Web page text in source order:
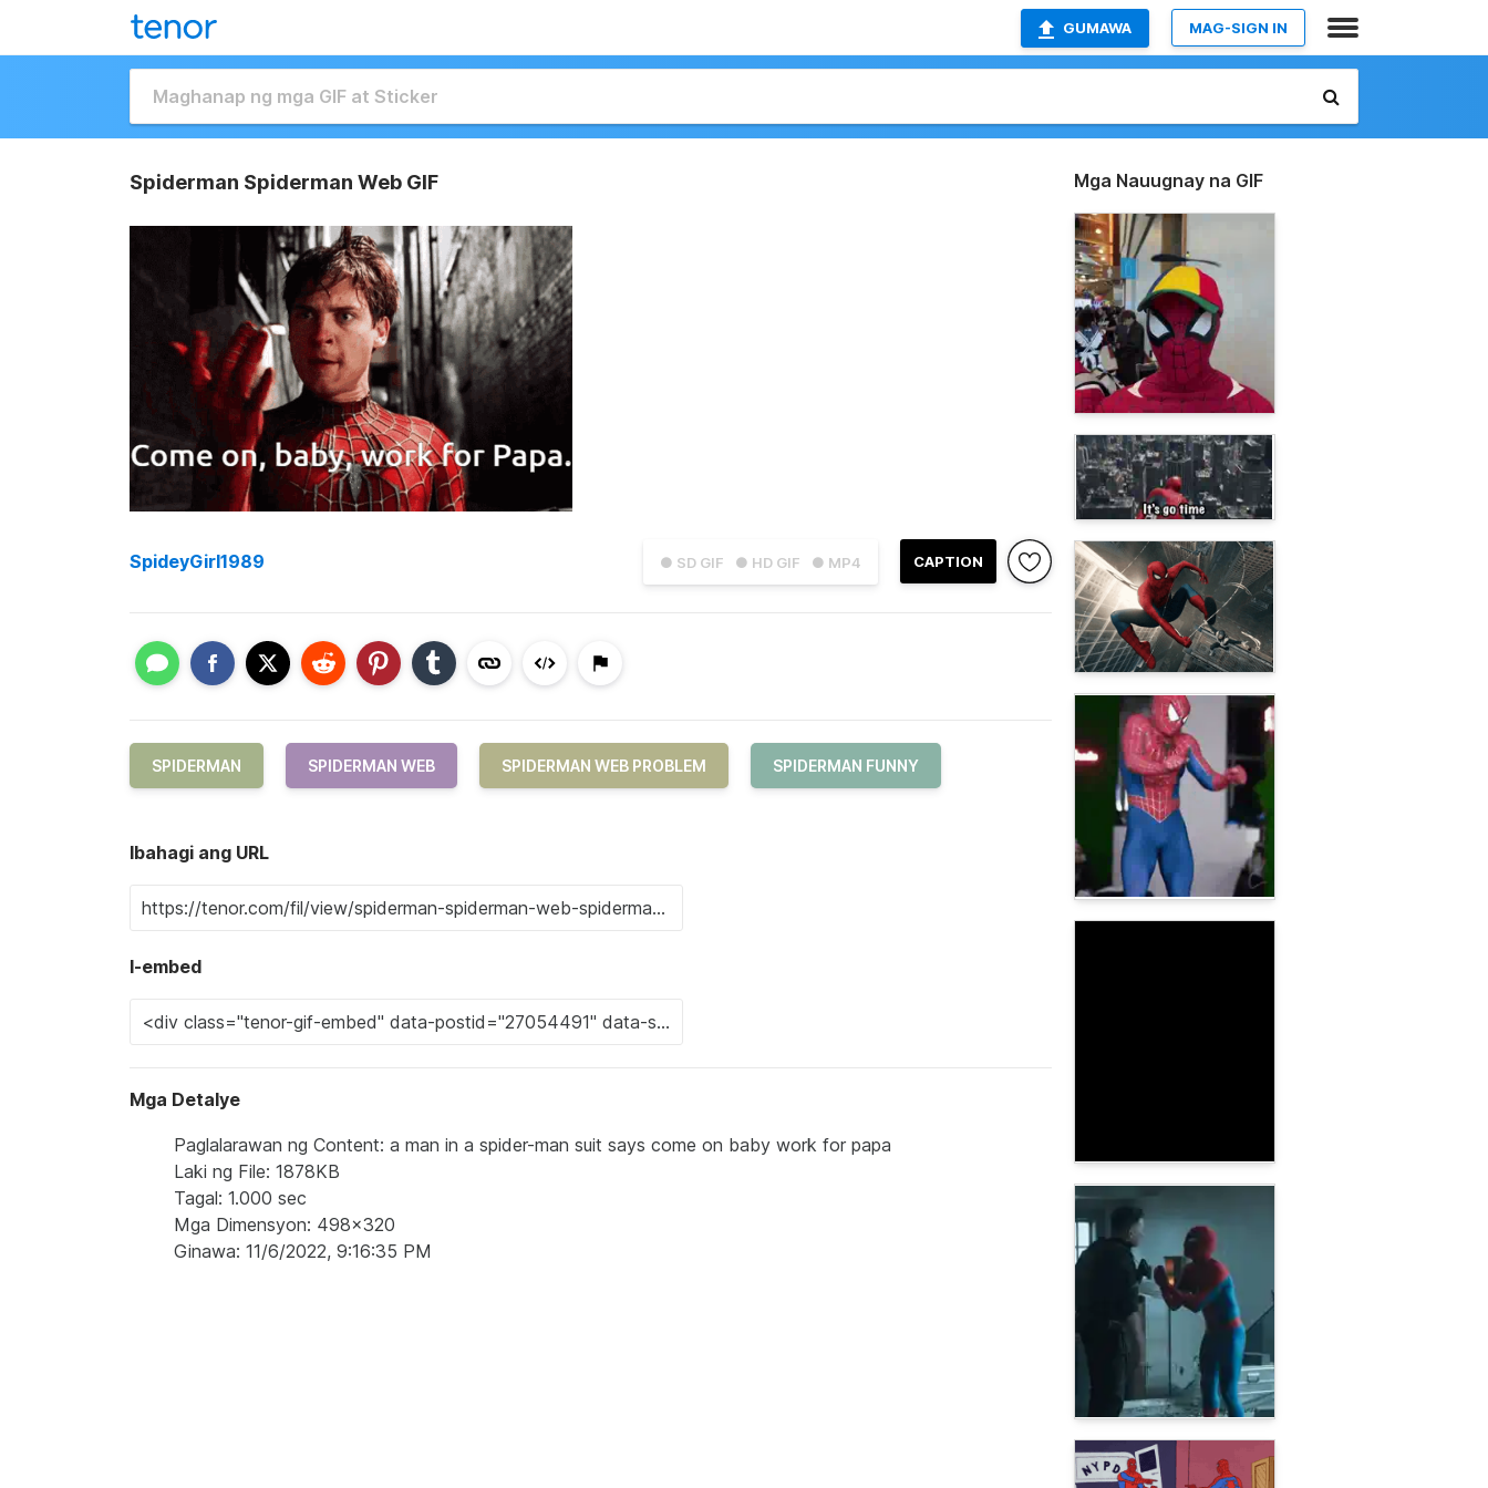
GUMAWA MAG-SIGN IN
Spiderman Spiderman Web GIF
● SD GIF ● HD GIF ● MP4 CAPTION
SpideyGirl1989
SPIDERMAN SPIDERMAN WEB SPIDERMAN WEB PROBLEM SPIDERMAN FUNNY
Ibahagi ang URL
I-embed
Mga Detalye
Paglalarawan ng Content: a man in a spider-man suit says come on baby work for papa
Laki ng File: 1878KB
Tagal: 1.000 sec
Mga Dimensyon: 498x320
Ginawa: 11/6/2022, 9:16:35 PM
Mga Nauugnay na GIF